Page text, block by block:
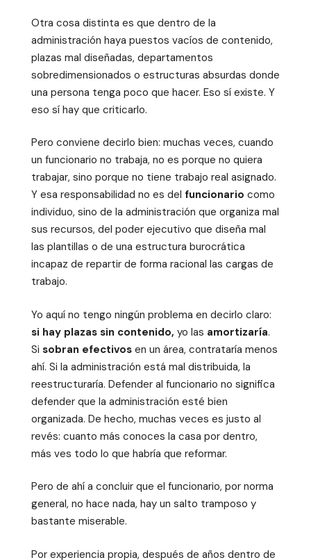
Otra cosa distinta es que dentro de la
administración haya puestos vacíos de contenido,
plazas mal diseñadas, departamentos
sobredimensionados o estructuras absurdas donde
una persona tenga poco que hacer. Eso sí existe. Y
eso sí hay que criticarlo.
Pero conviene decirlo bien: muchas veces, cuando
un funcionario no trabaja, no es porque no quiera
trabajar, sino porque no tiene trabajo real asignado.
Y esa responsabilidad no es del funcionario como
individuo, sino de la administración que organiza mal
sus recursos, del poder ejecutivo que diseña mal
las plantillas o de una estructura burocrática
incapaz de repartir de forma racional las cargas de
trabajo.
Yo aquí no tengo ningún problema en decirlo claro:
si hay plazas sin contenido, yo las amortizaría.
Si sobran efectivos en un área, contrataría menos
ahí. Si la administración está mal distribuida, la
reestructuraría. Defender al funcionario no significa
defender que la administración esté bien
organizada. De hecho, muchas veces es justo al
revés: cuanto más conoces la casa por dentro,
más ves todo lo que habría que reformar.
Pero de ahí a concluir que el funcionario, por norma
general, no hace nada, hay un salto tramposo y
bastante miserable.
Por experiencia propia, después de años dentro de